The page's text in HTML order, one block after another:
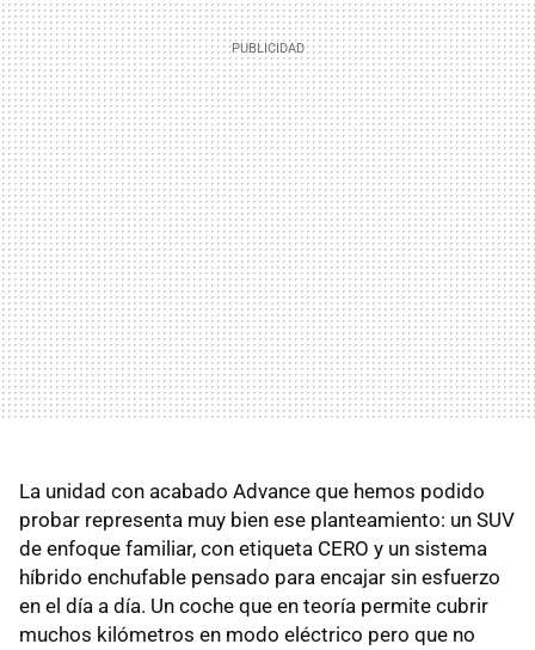
La unidad con acabado Advance que hemos podido
probar representa muy bien ese planteamiento: un SUV
de enfoque familiar, con etiqueta CERO y un sistema
híbrido enchufable pensado para encajar sin esfuerzo
en el día a día. Un coche que en teoría permite cubrir
muchos kilómetros en modo eléctrico pero que no